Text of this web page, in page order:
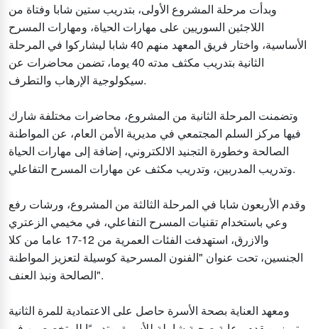
وبدأت مرحلة المشروع الأولى، بتدريب ستين شابا وفتاة من
اللاجئين السوريين على مهارات الحياة، ومهارات المسرح
الأساسية، واختار فريق المعهد منهم 40 شابا ليشاركوا في المرحلة
الثانية بتدريب مكثف مدته 40 يوما، تضمن محاضرات عن
سيكولوجية الإرهاب والتطرف.
وتضمنت المرحلة الثانية من المشروع، محاضرات مختلفة شارك
فيها مركز السلم المجتمعي في مديرية الأمن العام، عن المواطنة
الصالحة وخطورة التجنيد الالكتروني، إضافة إلى مهارات الحياة
وتدريب المدربين، وتدريب مكثف عن مهارات المسرح التفاعلي.
وقدم الأربعون شابا في المرحلة الثالثة من المشروع، ورشات رفع
وعي باستخدام تقنيات المسرح التفاعلي، في مخيمي الزعتري
والازرق، استهدفت الفئات العمرية من 12-17 عاما من كلا
الجنسين، تحت عنوان "الفنون المسرحية كوسيلة لتعزيز المواطنة
الصالحة ونبذ العنف".
ومعهد العناية بصحة الأسرة حاصل على الاعتمادية للمرة الثانية